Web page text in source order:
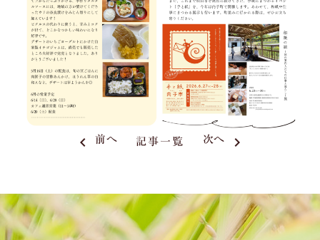
keyboard_arrow_left 前へ 記事一覧 次へ keyboard_arrow_right